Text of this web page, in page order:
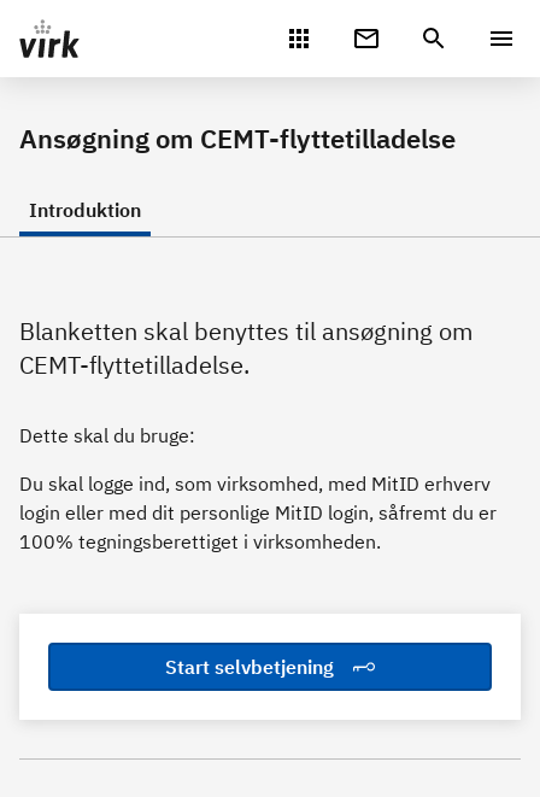
Gå direkte til indhold
Ansøgning om CEMT-flyttetilladelse
Introduktion
Blanketten skal benyttes til ansøgning om
CEMT-flyttetilladelse.
Dette skal du bruge:
Du skal logge ind, som virksomhed, med MitID erhverv
login eller med dit personlige MitID login, såfremt du er
100% tegningsberettiget i virksomheden.
Start selvbetjening